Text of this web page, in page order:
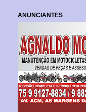
ANUNCIANTES